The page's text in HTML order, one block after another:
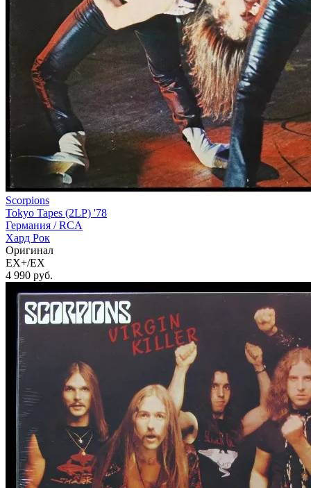
Scorpions
Tokyo Tapes (2LP) '78
Германия /RCA
Хард Рок
Оригинал
EX+/EX
4 990 руб.